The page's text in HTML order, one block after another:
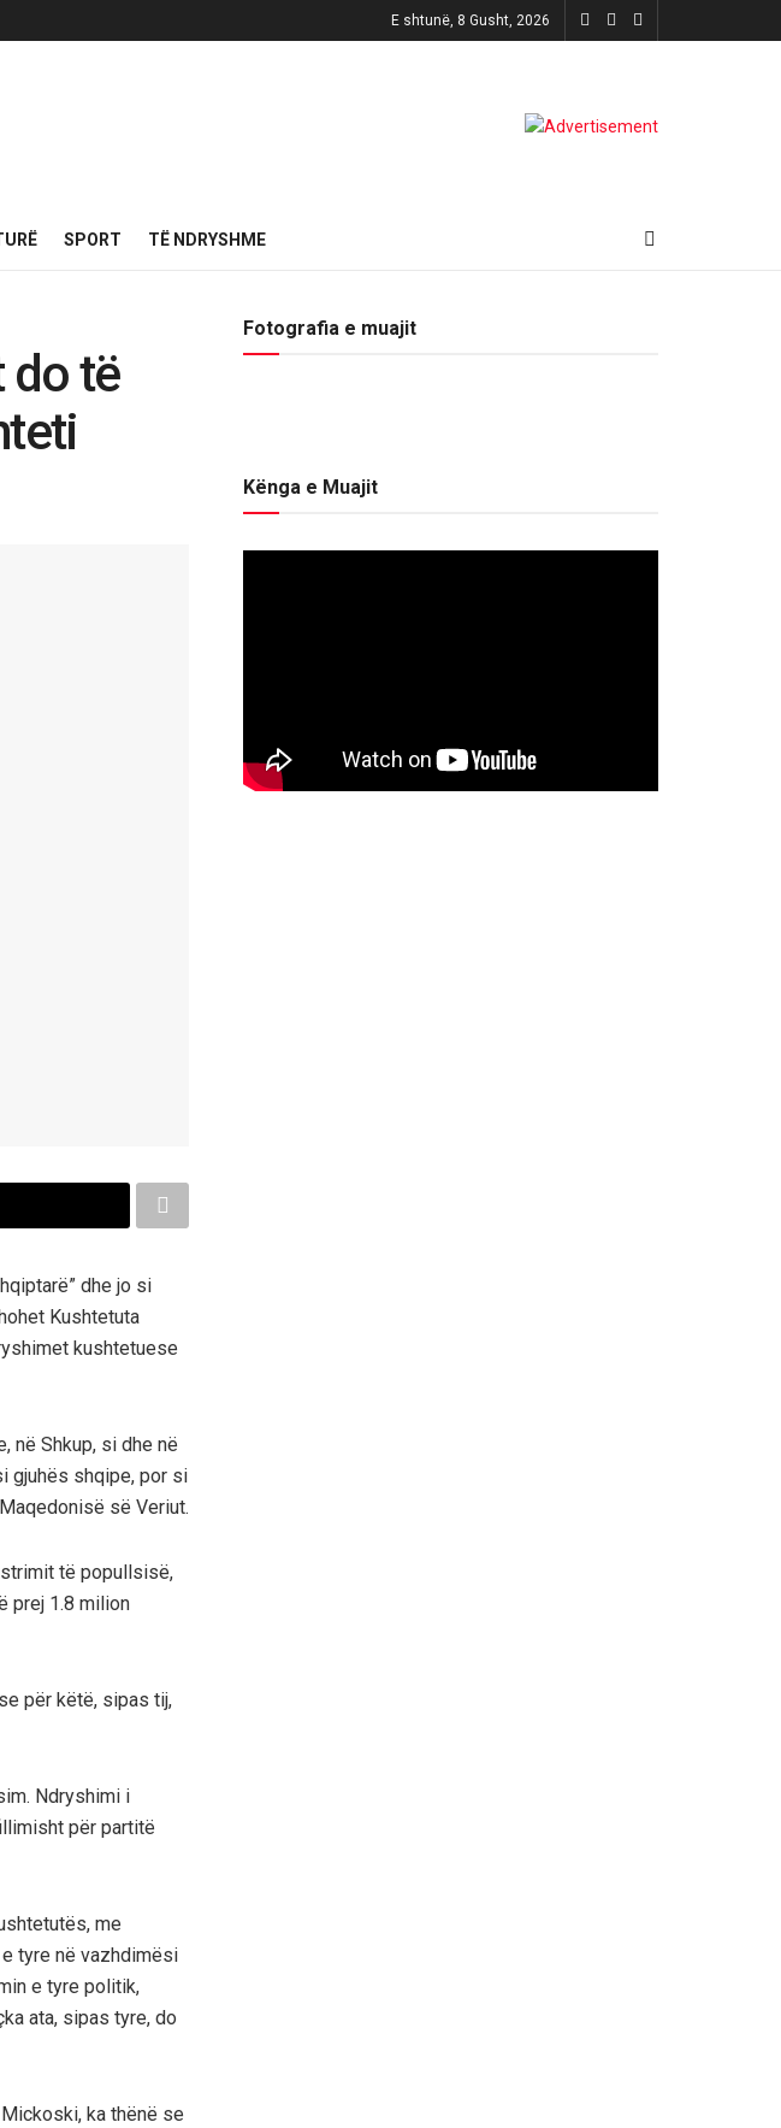
E shtunë, 8 Gusht, 2026
SPORT TË NDRYSHME
do të
dhe jo si
Kushtetuta
kushtetuese
në Shkup, si dhe në
gjuhës shqipe, por si
së Veriut.
të popullsisë,
prej 1.8 milion
për këtë, sipas tij,
Ndryshimi i
për partitë
me
tyre në vazhdimësi
e tyre politik,
ata, sipas tyre, do
ka thënë se
Fotografia e muajit
Kënga e Muajit